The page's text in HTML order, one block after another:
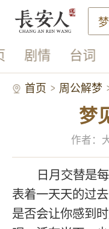
剧情 台词
首页 周公解梦
梦
作者：
日月交替是
表着一天天的过
是否会让你感到